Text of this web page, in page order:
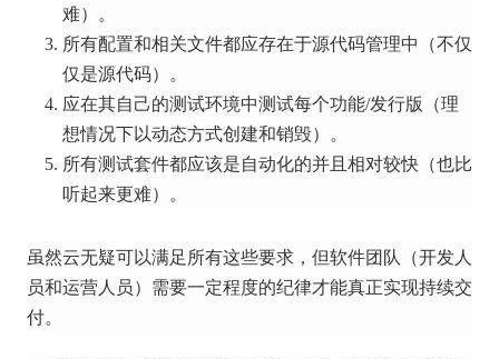
难）。
所有配置和相关文件都应存在于源代码管理中（不仅
仅是源代码）。
应在其自己的测试环境中测试每个功能/发行版（理
想情况下以动态方式创建和销毁）。
所有测试套件都应该是自动化的并且相对较快（也比
听起来更难）。
虽然云无疑可以满足所有这些要求，但软件团队（开发人
员和运营人员）需要一定程度的纪律才能真正实现持续交
付。